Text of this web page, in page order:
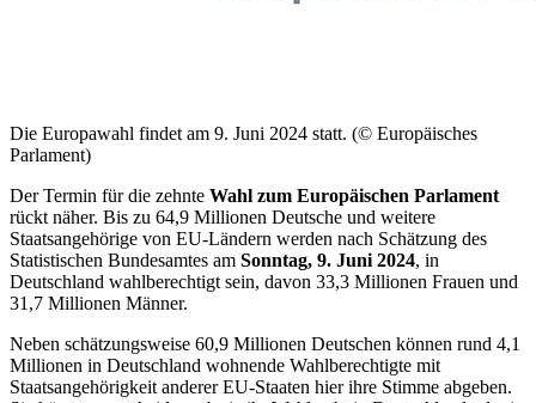
Die Europawahl findet am 9. Juni 2024 statt. (© Europäisches
Parlament)
Der Termin für die zehnte Wahl zum Europäischen Parlament
rückt näher. Bis zu 64,9 Millionen Deutsche und weitere
Staatsangehörige von EU-Ländern werden nach Schätzung des
Statistischen Bundesamtes am Sonntag, 9. Juni 2024, in
Deutschland wahlberechtigt sein, davon 33,3 Millionen Frauen und
31,7 Millionen Männer.
Neben schätzungsweise 60,9 Millionen Deutschen können rund 4,1
Millionen in Deutschland wohnende Wahlberechtigte mit
Staatsangehörigkeit anderer EU-Staaten hier ihre Stimme abgeben.